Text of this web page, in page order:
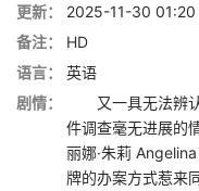
更新：
2025-11-30 01:20
备注：
HD
语言：
英语
剧情：
又一具无法辨认
件调查毫无进展的
丽娜·朱莉
牌的办案方式惹来